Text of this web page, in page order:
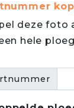
deze foto
hele